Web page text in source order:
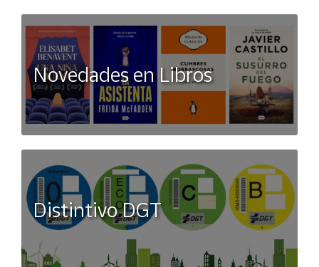
Novedades en Libros
Distintivo DGT